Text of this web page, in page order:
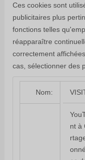
Ces cookies sont
publicitaires plus
fonctions telles
réapparaître
correctement
cas, sélectionner des
Nom:
nt à